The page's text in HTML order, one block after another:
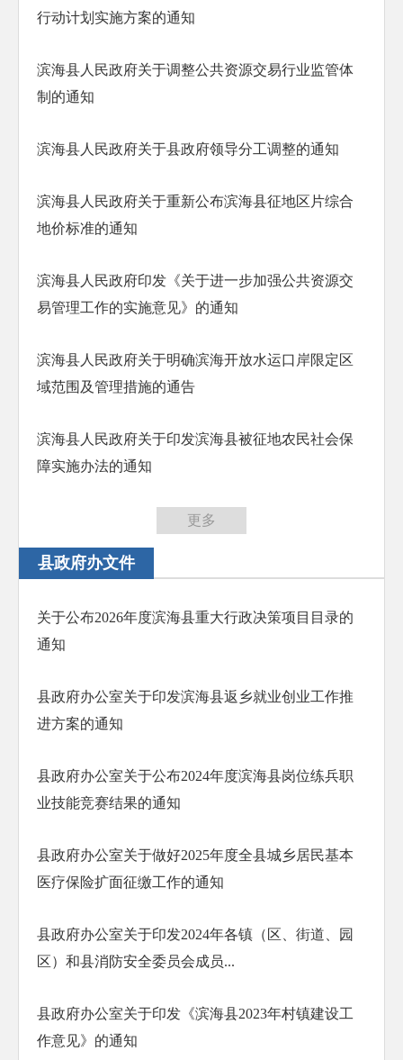
行动计划实施方案的通知
滨海县人民政府关于调整公共资源交易行业监管体
制的通知
滨海县人民政府关于县政府领导分工调整的通知
滨海县人民政府关于重新公布滨海县征地区片综合
地价标准的通知
滨海县人民政府印发《关于进一步加强公共资源交
易管理工作的实施意见》的通知
滨海县人民政府关于明确滨海开放水运口岸限定区
域范围及管理措施的通告
滨海县人民政府关于印发滨海县被征地农民社会保
障实施办法的通知
更多
县政府办文件
关于公布2026年度滨海县重大行政决策项目目录的
通知
县政府办公室关于印发滨海县返乡就业创业工作推
进方案的通知
县政府办公室关于公布2024年度滨海县岗位练兵职
业技能竞赛结果的通知
县政府办公室关于做好2025年度全县城乡居民基本
医疗保险扩面征缴工作的通知
县政府办公室关于印发2024年各镇（区、街道、园
区）和县消防安全委员会成员...
县政府办公室关于印发《滨海县2023年村镇建设工
作意见》的通知